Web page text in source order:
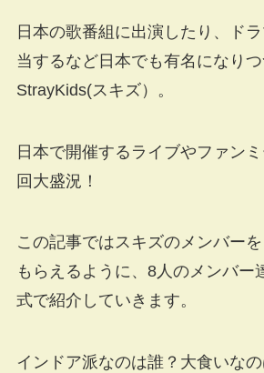
日本の歌番組に出演したり、ド
当するなど日本でも有名になり
StrayKids(スキズ）。
日本で開催するライブやファン
回大盛況！
この記事ではスキズのメンバー
もらえるように、8人のメンバー
式で紹介していきます。
インドア派なのは誰？大食いな